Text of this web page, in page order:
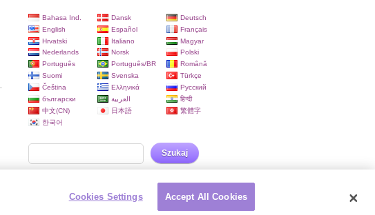
Bahasa Ind. Dansk
Deutsch
English
Español
Français
Hrvatski
Italiano
Magyar
Nederlands
Norsk
Polski
Português
Português/BR
Română
Suomi
Svenska
Türkçe
Čeština
Ελληνικά
Русский
български
العربية
हिन्दी
中文(CN)
日本語
繁體字
한국어
Szukaj
Cookies Settings Accept All Cookies